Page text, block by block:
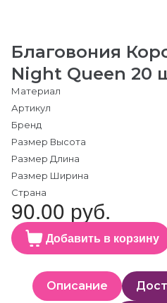
Благовония
Night Queen 20
Материал
Артикул
Бренд
Размер Высота
Размер Длина
Размер Ширина
Страна
90.00 руб.
Добавить в корзину
Описание